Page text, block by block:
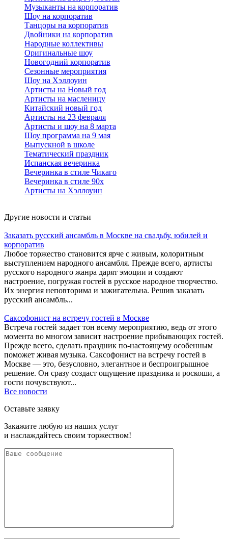
Музыканты на корпоратив
Шоу на корпоратив
Танцоры на корпоратив
Двойники на корпоратив
Народные коллективы
Оригинальные шоу
Новогодний корпоратив
Сезонные мероприятия
Шоу на Хэллоуин
Артисты на Новый год
Артисты на масленицу
Китайский новый год
Артисты на 23 февраля
Артисты и шоу на 8 марта
Шоу программа на 9 мая
Выпускной в школе
Тематический праздник
Испанская вечеринка
Вечеринка в стиле Чикаго
Вечеринка в стиле 90х
Артисты на Хэллоуин
Другие новости и статьи
Заказать русский ансамбль в Москве на свадьбу, юбилей и
корпоратив
Любое торжество становится ярче с живым, колоритным
выступлением народного ансамбля. Прежде всего, артисты
русского народного жанра дарят эмоции и создают
настроение, погружая гостей в русское народное творчество.
Их энергия неповторима и зажигательна. Решив заказать
русский ансамбль...
Саксофонист на встречу гостей в Москве
Встреча гостей задает тон всему мероприятию, ведь от этого
момента во многом зависит настроение прибывающих гостей.
Прежде всего, сделать праздник по-настоящему особенным
поможет живая музыка. Саксофонист на встречу гостей в
Москве — это, безусловно, элегантное и беспроигрышное
решение. Он сразу создаст ощущение праздника и роскоши, а
гости почувствуют...
Все новости
Оставьте заявку
Закажите любую из наших услуг
и наслаждайтесь своим торжеством!